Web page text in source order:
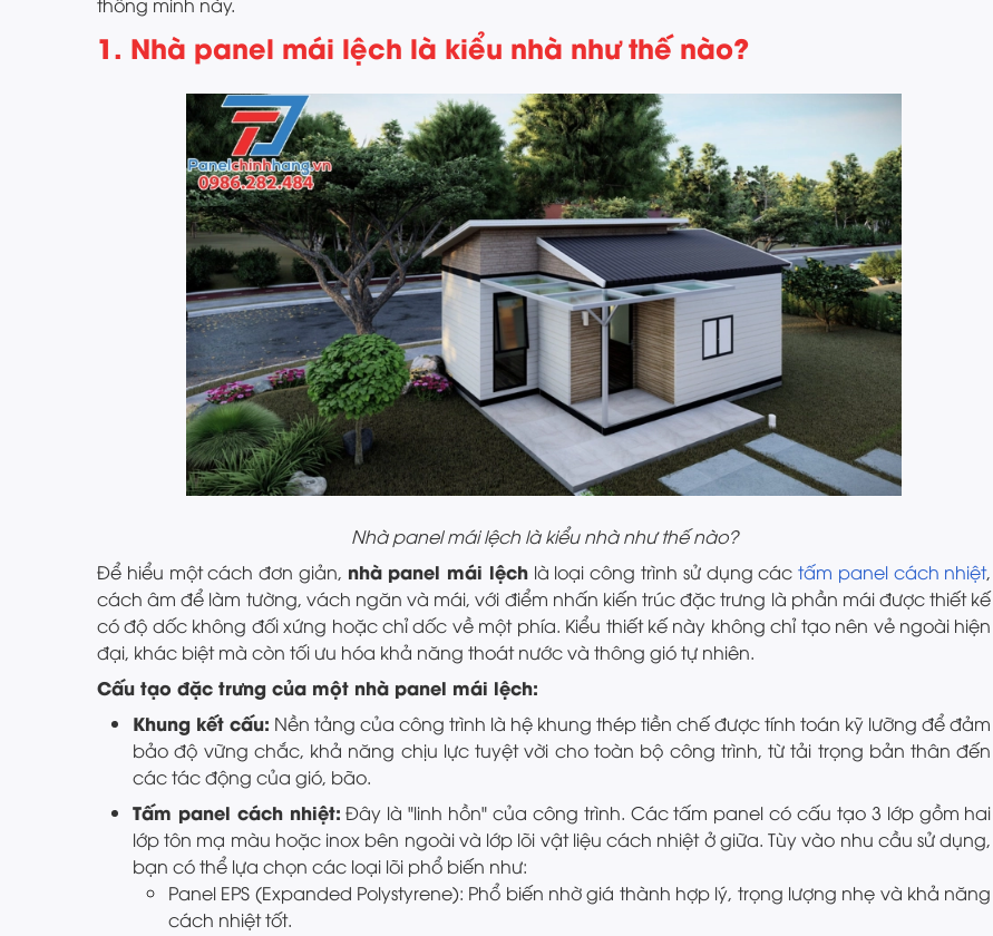
1. Nhà panel mái lệch là kiểu nhà như thế nào?
Nhà panel mái lệch là kiểu nhà như thế nào?
Để hiểu một cách đơn giản, nhà panel mái lệchlà loại công trình sử dụng cáctấm panel cách nhiệt,
cách âm để làm tường, vách ngăn và mái, với điểm nhấn kiến trúc đặc trưng là phần mái được thiết kế
có độ dốc không đối xứng hoặc chỉ dốc về một phía. Kiểu thiết kế này không chỉ tạo nên vẻ ngoài hiện
đại, khác biệt mà còn tối ưu hóa khả năng thoát nước và thông gió tự nhiên.
Cấu tạo đặc trưng của một nhà panel mái lệch:
Khung kết cấu: Nền tảng của công trình là hệ khung thép tiền chế được tính toán kỹ lưỡng để đảm
bảo độ vững chắc, khả năng chịu lực tuyệt vời cho toàn bộ công trình, từ tải trọng bản thân đến
các tác động của gió, bão.
Tấm panel cách nhiệt: Đây là "linh hồn" của công trình. Các tấm panel có cấu tạo 3 lớp gồm hai
lớp tôn mạ màu hoặc inox bên ngoài và lớp lõi vật liệu cách nhiệt ở giữa. Tùy vào nhu cầu sử dụng,
bạn có thể lựa chọn các loại lõi phổ biến như:
Panel EPS (Expanded Polystyrene): Phổ biến nhờ giá thành hợp lý, trọng lượng nhẹ và khả năng
cách nhiệt tốt.